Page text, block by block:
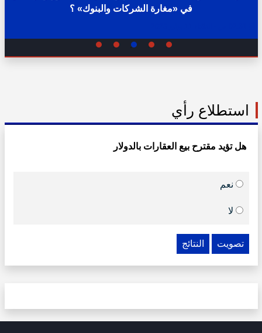
في «مغارة الشركات والبنوك» ؟
استطلاع رأي
هل تؤيد مقترح بيع العقارات بالدولار
نعم
لا
تصويت النتائج